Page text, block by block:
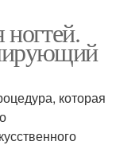
которая